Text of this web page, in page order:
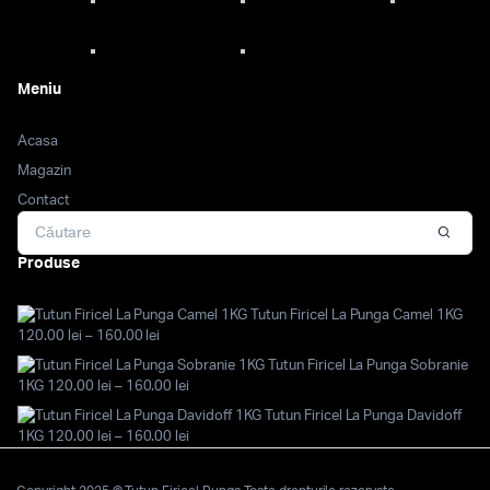
Meniu
Acasa
Magazin
Contact
Produse
Tutun Firicel La Punga Camel 1KG
120.00 lei – 160.00 lei
prețuri:
până
la
Tutun Firicel La Punga Sobranie
1KG 120.00 lei – 160.00 lei
120.00 lei
Tutun Firicel La Punga Davidoff
1KG 120.00 lei – 160.00 lei